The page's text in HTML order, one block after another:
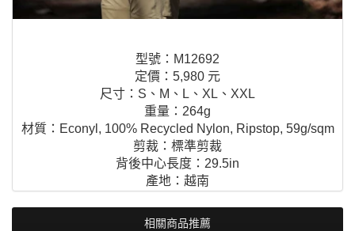
型號：M12692
定價：5,980 元
尺寸：S、M、L、XL、XXL
重量：264g
材質：Econyl, 100% Recycled Nylon, Ripstop, 59g/sqm
剪裁：標準剪裁
背後中心長度：29.5in
產地：越南
相關商品推薦